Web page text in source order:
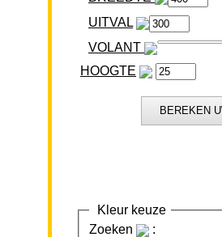
VOLANT
HOOGTE
Kleur keuze
Zoeken
: